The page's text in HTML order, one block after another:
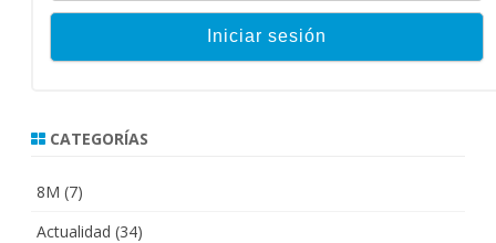
CATEGORÍAS
8M (7)
Actualidad (34)